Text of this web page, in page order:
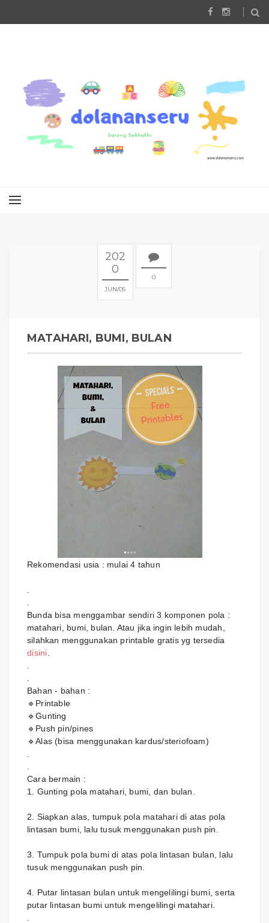
202
0
JUN 05
0
MATAHARI, BUMI, BULAN
Rekomendasi usia : mulai 4 tahun
Bunda bisa menggambar sendiri 3 komponen pola :
matahari, bumi, bulan. Atau jika ingin lebih mudah,
silahkan menggunakan printable gratis yg tersedia
disini
Bahan - bahan :
🔹Printable
🔹Gunting
🔹Push pin/pines
🔹Alas (bisa menggunakan kardus/steriofoam)
Cara bermain :
1. Gunting pola matahari, bumi, dan bulan.
2. Siapkan alas, tumpuk pola matahari di atas pola
lintasan bumi, lalu tusuk menggunakan push pin.
3. Tumpuk pola bumi di atas pola lintasan bulan, lalu
tusuk menggunakan push pin.
4. Putar lintasan bulan untuk mengelilingi bumi, serta
putar lintasan bumi untuk mengelilingi matahari.